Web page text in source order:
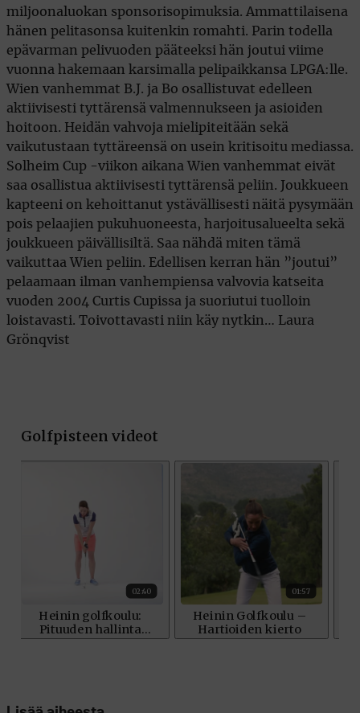
miljoonaluokan sponsorisopimuksia. Ammattilaisena
hänen pelitasonsa kuitenkin romahti. Parin todella
epävarman pelivuoden pääteeksi hän joutui viime
vuonna hakemaan karsimalla pelipaikkansa LPGA:lle.
Wien vanhemmat B.J. ja Bo osallistuvat edelleen
aktiivisesti tyttärensä valmennukseen ja asioiden
hoitoon. Heidän vahvoja mielipiteitään sekä
vaikutustaan tyttäreensä on usein kritisoitu mediassa.
Solheim Cup -viikon aikana Wien vanhemmat eivät
saa osallistua aktiivisesti tyttärensä peliin. Joukkueen
kapteeni on kehoittanut ystävällisesti näitä pysymään
pois pelaajien pukuhuoneesta, harjoitusalueelta sekä
joukkueen päivällisiltä. Saa nähdä miten tämä
vaikuttaa Wien peliin. Edellisen kerran hän ”joutui”
pelaamaan ilman vanhempiensa valvovia katseita
vuoden 2004 Curtis Cupissa ja suoriutui tuolloin
loistavasti. Toivottavasti niin käy nytkin… Laura
Grönqvist